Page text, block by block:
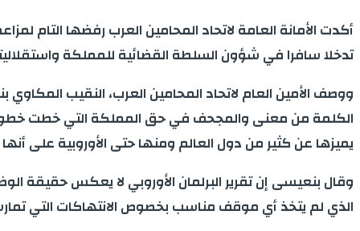
أكدت الأمانة العامة لاتحاد المحامين العرب رفضها التام
تدخلا سافرا في شؤون السلطة القضائية للمملكة
ووصف الأمين العام لاتحاد المحامين العرب، النقيب
الكلمة من معنى والمجحف في حق المملكة التي خطت
يميزها عن كثير من دول العالم ومنها حتى الأوروبية على
وقال بنعيسى إن تقرير البرلمان الأوروبي لا يعكس حقيقة
الذي لم يتخذ أي موقف مناسب بخصوص الانتهاكات التي